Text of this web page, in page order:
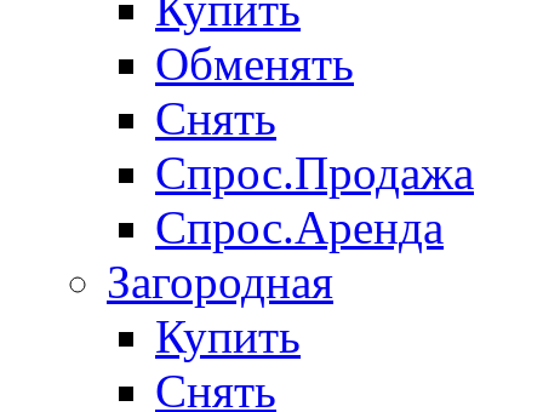
Обменять
Снять
Спрос.Продажа
Спрос.Аренда
Загородная
Купить
Снять